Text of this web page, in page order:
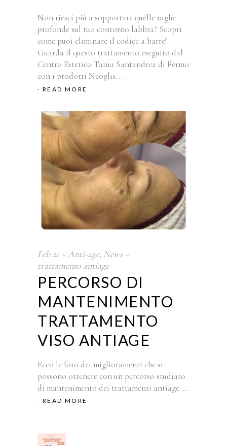
Non riesci più a sopportare quelle rughe
profonde sul tuo contorno labbra? Scopri
come puoi eliminare il codice a barre!
Guarda il questo trattamento eseguito dal
Centro Estetico Tania Santandrea di Fermo
con i prodotti Neoglis.
READ MORE
Feb 21 Anti-age, News
trattamento antiage
PERCORSO DI
MANTENIMENTO
TRATTAMENTO
VISO ANTIAGE
Ecco le foto dei miglioramenti che si
possono ottenere con un percorso studiato
di mantenimento dei trattamenti antiage.
READ MORE